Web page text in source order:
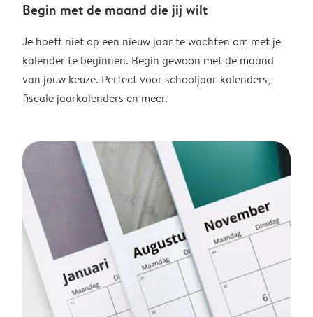
Begin met de maand die jij wilt
Je hoeft niet op een nieuw jaar te wachten om met je
kalender te beginnen. Begin gewoon met de maand
van jouw keuze. Perfect voor schooljaar-kalenders,
fiscale jaarkalenders en meer.